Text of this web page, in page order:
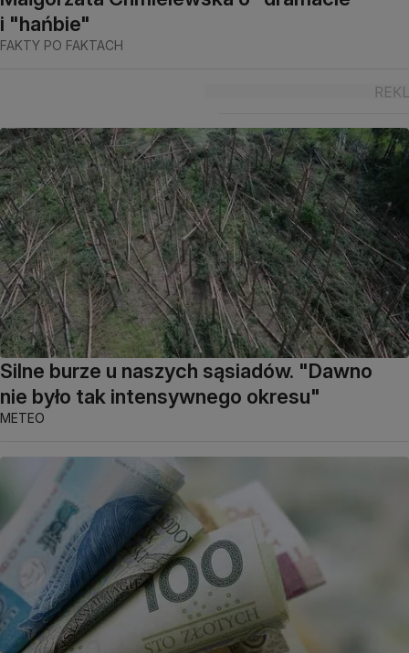
i "hańbie"
FAKTY PO FAKTACH
Silne burze u naszych sąsiadów. "Dawno
nie było tak intensywnego okresu"
METEO